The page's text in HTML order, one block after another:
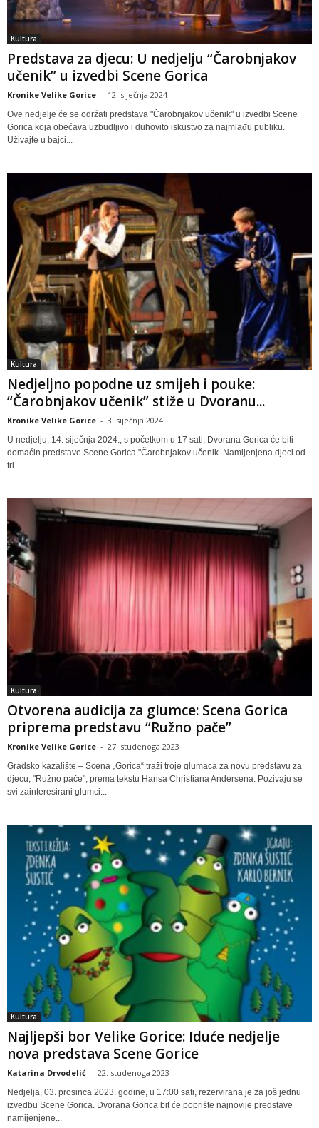
Kultura
Predstava za djecu: U nedjelju “Čarobnjakov
učenik” u izvedbi Scene Gorica
Kronike Velike Gorice - 12. siječnja 2024
Ove nedjelje će se održati predstava "Čarobnjakov učenik" u izvedbi Scene
Gorica koja obećava uzbudljivo i duhovito iskustvo za najmlađu publiku.
Uživajte u bajci...
Kultura
Nedjeljno popodne uz smijeh i pouke:
“Čarobnjakov učenik” stiže u Dvoranu...
Kronike Velike Gorice - 3. siječnja 2024
U nedjelju, 14. siječnja 2024., s početkom u 17 sati, Dvorana Gorica će biti
domaćin predstave Scene Gorica "Čarobnjakov učenik. Namijenjena djeci od
tri...
Kultura
Otvorena audicija za glumce: Scena Gorica
priprema predstavu “Ružno pače”
Kronike Velike Gorice - 27. studenoga 2023
Gradsko kazalište – Scena „Gorica“ traži troje glumaca za novu predstavu za
djecu, "Ružno pače", prema tekstu Hansa Christiana Andersena. Pozivaju se
svi zainteresirani glumci...
Kultura
Najljepši bor Velike Gorice: Iduće nedjelje
nova predstava Scene Gorice
Katarina Drvodelić - 22. studenoga 2023
Nedjelja, 03. prosinca 2023. godine, u 17:00 sati, rezervirana je za još jednu
izvedbu Scene Gorica. Dvorana Gorica bit će poprište najnovije predstave
namijenjene...